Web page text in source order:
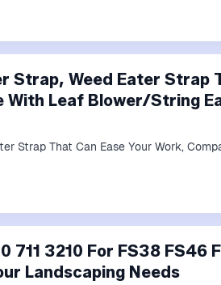
Strap, Weed Eater Strap
With Leaf Blower/String
Strap That Can Ease Your Work,
711 3210 For FS38 FS46
Landscaping Needs